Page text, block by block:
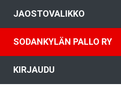
JAOSTOVALIKKO
SODANKYLÄN PALLO RY
KIRJAUDU